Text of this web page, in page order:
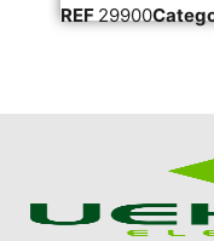
REF 29900